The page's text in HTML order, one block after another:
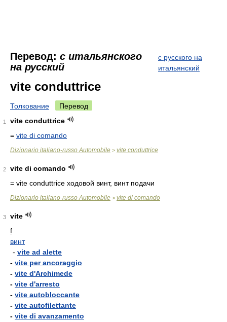
Перевод: с итальянского
на русский
с русского на
итальянский
vite conduttrice
Толкование Перевод
1
vite conduttrice
= vite di comando
Dizionario italiano-russo Automobile > vite conduttrice
2
vite di comando
= vite conduttrice ходовой винт, винт подачи
Dizionario italiano-russo Automobile > vite di comando
3
vite
f
винт
- vite ad alette
- vite per ancoraggio
- vite d'Archimede
- vite d'arresto
- vite autobloccante
- vite autofilettante
- vite di avanzamento